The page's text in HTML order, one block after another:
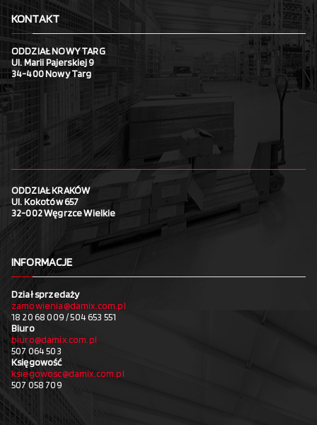
KONTAKT
ODDZIAŁ NOWY TARG
Ul. Marii Pajerskiej 9
34-400 Nowy Targ
ODDZIAŁ KRAKÓW
Ul. Kokotów 657
32-002 Węgrzce Wielkie
INFORMACJE
Dział sprzedaży
zamowienia@damix.com.pl
18 20 68 009 / 504 653 551
Biuro
biuro@damix.com.pl
507 064 503
Księgowość
ksiegowosc@damix.com.pl
507 058 709